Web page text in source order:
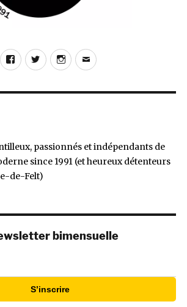
FacebookTwitterInstagram
E-
passionnés et indépendants de
since 1991 (et heureux détenteurs
de-Felt)
bimensuelle
S’inscrire